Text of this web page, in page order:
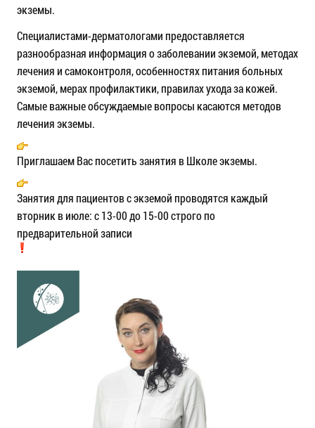
экземы.
Специалистами-дерматологами предоставляется
разнообразная информация о заболевании экземой, методах
лечения и самоконтроля, особенностях питания больных
экземой, мерах профилактики, правилах ухода за кожей.
Самые важные обсуждаемые вопросы касаются методов
лечения экземы.
Приглашаем Вас посетить занятия в Школе экземы.
Занятия для пациентов с экземой проводятся каждый
вторник в июле: с 13-00 до 15-00 строго по
предварительной записи